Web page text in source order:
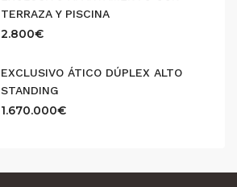
TERRAZA Y PISCINA
2.800€
EXCLUSIVO ÁTICO DÚPLEX ALTO
STANDING
1.670.000€